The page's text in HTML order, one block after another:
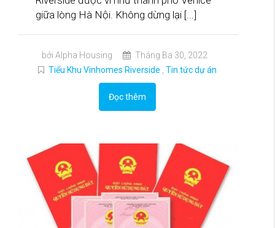
giữa lòng Hà Nội. Không dừng lại [...]
bởi Alpha Housing
Tháng Ba 30, 2022
Tiểu Khu Vinhomes Riverside
Tin tức dự án
Đọc thêm